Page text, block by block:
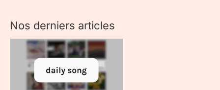
Nos derniers articles